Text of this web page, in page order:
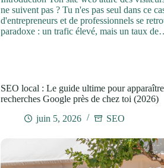
ne suivent pas ? Tu n'es pas seul dans ce
d'entrepreneurs et de professionnels se
paradoxe : un trafic élevé, mais un taux
SEO local : Le guide ultime pour
recherches Google près de chez toi (2026)
juin 5, 2026
SEO